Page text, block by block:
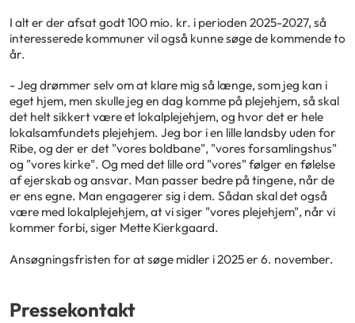
I alt er der afsat godt 100 mio. kr. i perioden 2025-2027, så
interesserede kommuner vil også kunne søge de kommende to
år.
- Jeg drømmer selv om at klare mig så længe, som jeg kan i
eget hjem, men skulle jeg en dag komme på plejehjem, så skal
det helt sikkert være et lokalplejehjem, og hvor det er hele
lokalsamfundets plejehjem. Jeg bor i en lille landsby uden for
Ribe, og der er det "vores boldbane", "vores forsamlingshus"
og "vores kirke". Og med det lille ord "vores" følger en følelse
af ejerskab og ansvar. Man passer bedre på tingene, når de
er ens egne. Man engagerer sig i dem. Sådan skal det også
være med lokalplejehjem, at vi siger "vores plejehjem", når vi
kommer forbi, siger Mette Kierkgaard.
Ansøgningsfristen for at søge midler i 2025 er 6. november.
Pressekontakt